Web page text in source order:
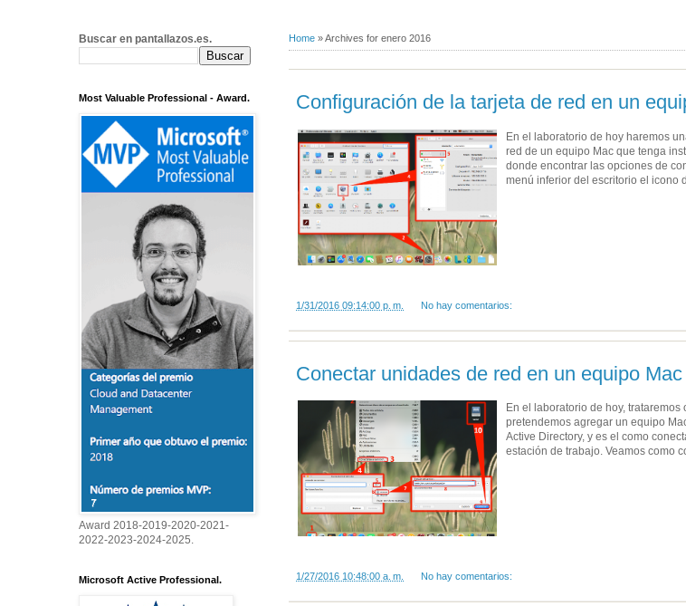
Home »Archives for enero 2016
Configuración de la tarjeta de red en un
En el laboratorio de hoy haremos
red de un equipo Mac que tenga
donde encontrar las opciones de
menú inferior del escritorio el icono
1/31/2016 09:14:00 p. m. No hay comentarios:
Conectar unidades de red en un equipo
En el laboratorio de hoy,
pretendemos agregar un equipo
Active Directory, y es el como
estación de trabajo. Veamos como
1/27/2016 10:48:00 a. m. No hay comentarios:
Buscar en pantallazos.es.
Most Valuable Professional - Award.
Award 2018-2019-2020-2021-
2022-2023-2024-2025.
Microsoft Active Professional.